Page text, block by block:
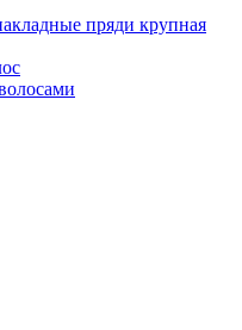
пряди крупная